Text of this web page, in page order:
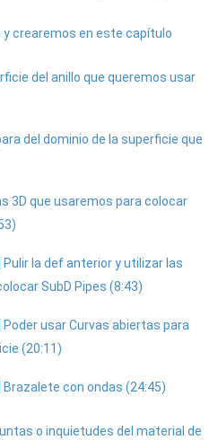
y crearemos en este capítulo
del anillo que queremos usar
del dominio de la superficie que
3D que usaremos para colocar
la def anterior y utilizar las
SubD Pipes (8:43)
usar Curvas abiertas para
(20:11)
con ondas (24:45)
o inquietudes del material de